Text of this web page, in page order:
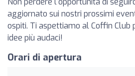
aggiornato sui nostri prossimi
ospiti. Ti aspettiamo al Coffin Club
idee più audaci!
Orari di apertura